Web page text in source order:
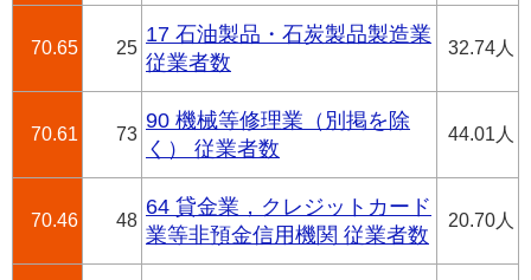
70.65 25
17 石油製品・石炭製品製造業
従業者数
32.74人
70.61 73
90 機械等修理業（別掲を除
く） 従業者数
44.01人
70.46 48
64 貸金業，クレジットカード
業等非預金信用機関 従業者数
20.70人